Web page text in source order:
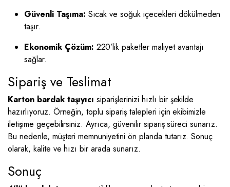
Güvenli Taşıma: Sıcak ve soğuk içecekleri dökülmeden
taşır.
Ekonomik Çözüm: 220’lik paketler maliyet avantajı
sağlar.
Sipariş ve Teslimat
Karton bardak taşıyıcı siparişlerinizi hızlı bir şekilde
hazırlıyoruz. Örneğin, toplu sipariş talepleri için ekibimizle
iletişime geçebilirsiniz. Ayrıca, güvenilir sipariş süreci sunarız.
Bu nedenle, müşteri memnuniyetini ön planda tutarız. Sonuç
olarak, kalite ve hızı bir arada sunarız.
Sonuç